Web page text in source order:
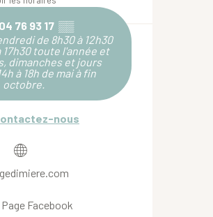
04 76 93 17 ▒▒
de 8h30 à 12h30
17h30 toute l'année et
dimanches et jours
à 18h de mai à fin
octobre.
nous
Page Facebook